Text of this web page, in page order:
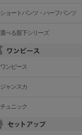
ショートパンツ・ハーフパンツ
選べる股下シリーズ
ワンピース
ジャンスカ
チュニック